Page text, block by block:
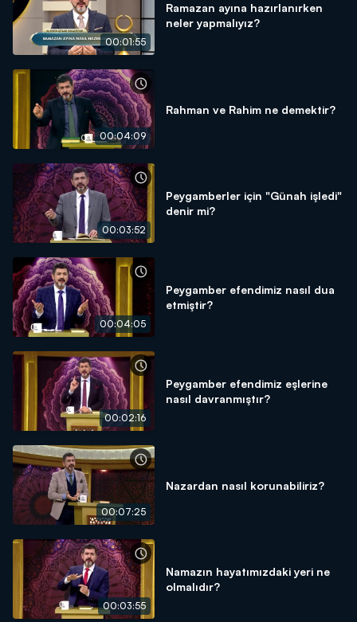
00:01:55
Ramazan ayına hazırlanırken
neler yapmalıyız?
00:04:09
Rahman ve Rahim ne demektir?
00:03:52
Peygamberler için "Günah işledi"
denir mi?
00:04:05
Peygamber efendimiz nasıl dua
etmiştir?
00:02:16
Peygamber efendimiz eşlerine
nasıl davranmıştır?
00:07:25
Nazardan nasıl korunabiliriz?
00:03:55
Namazın hayatımızdaki yeri ne
olmalıdır?